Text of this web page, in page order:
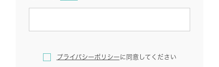
プライバシーポリシーに 同意してください